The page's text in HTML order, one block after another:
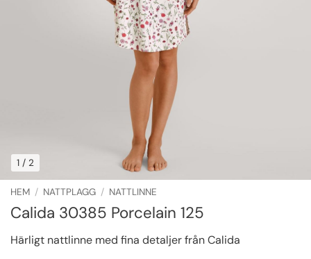
1 / 2
HEM / NATTPLAGG / NATTLINNE
Calida 30385 Porcelain 125
Härligt nattlinne med fina detaljer från Calida